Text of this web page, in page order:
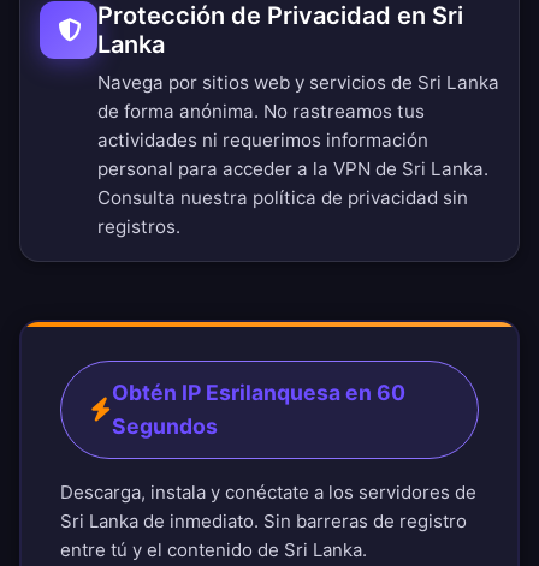
Protección de Privacidad en Sri
Lanka
Navega por sitios web y servicios de Sri Lanka
de forma anónima. No rastreamos tus
actividades ni requerimos información
personal para acceder a la VPN de Sri Lanka.
Consulta nuestra política de privacidad sin
registros.
Obtén IP Esrilanquesa en 60
Segundos
Descarga, instala y conéctate a los servidores de
Sri Lanka de inmediato. Sin barreras de registro
entre tú y el contenido de Sri Lanka.